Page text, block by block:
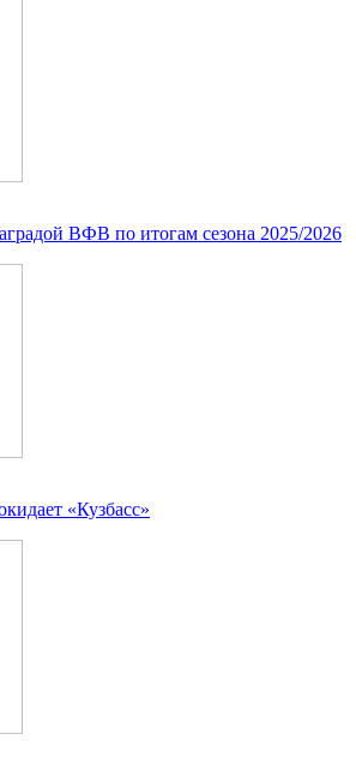
ВФВ по итогам сезона 2025/2026
«Кузбасс»